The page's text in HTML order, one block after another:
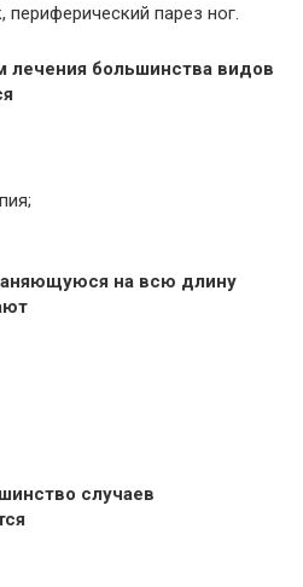
периферический парез ног.
большинства видов
на всю длину
случаев